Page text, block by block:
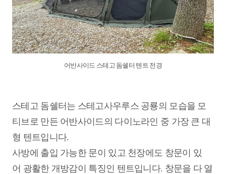
어반사이드 스테고 돔쉘터 텐트 전경
스테고 돔쉘터는 스테고사우루스 공룡의 모습을 모
티브로 만든 어반사이드의 다이노라인 중 가장 큰 대
형 텐트입니다.
사방에 출입 가능한 문이 있고 천장에도 창문이 있
어 광활한 개방감이 특징인 텐트입니다. 창문을 다 열